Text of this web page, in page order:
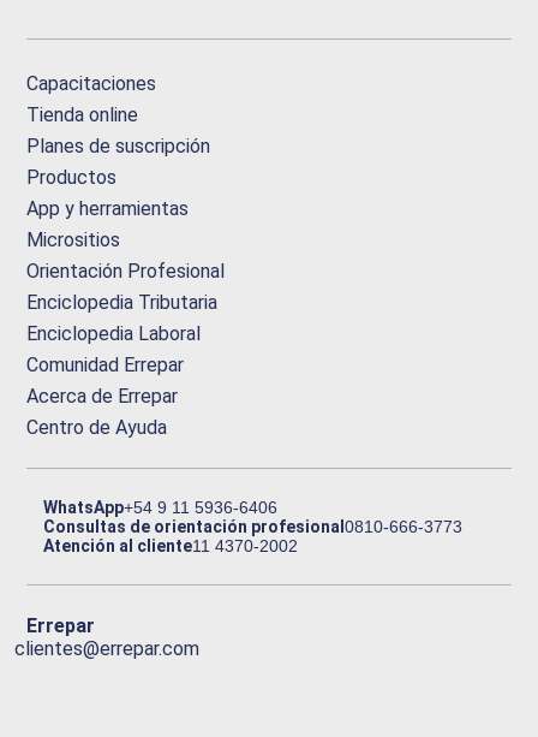
Capacitaciones
Tienda online
Planes de suscripción
Productos
App y herramientas
Micrositios
Orientación Profesional
Enciclopedia Tributaria
Enciclopedia Laboral
Comunidad Errepar
Acerca de Errepar
Centro de Ayuda
WhatsApp+54 9 11 5936-6406
Consultas de orientación profesional0810-666-3773
Atención al cliente11 4370-2002
Errepar
clientes@errepar.com